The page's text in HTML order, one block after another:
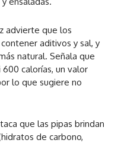
advierte que los
aditivos y sal, y
natural. Señala que
calorías, un valor
lo que sugiere no
que las pipas brindan
de carbono,